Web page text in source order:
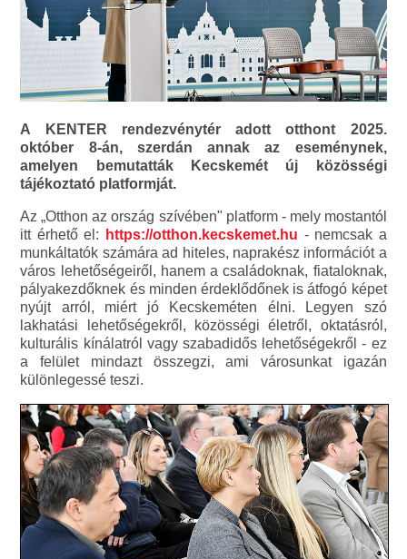
A KENTER rendezvénytér adott otthont 2025.
október 8-án, szerdán annak az eseménynek,
amelyen bemutatták Kecskemét új közösségi
tájékoztató platformját.
Az „Otthon az ország szívében" platform - mely mostantól
itt érhető el:
https://otthon.kecskemet.hu - nemcsak a
munkáltatók számára ad hiteles, naprakész információt a
város lehetőségeiről, hanem a családoknak, fiataloknak,
pályakezdőknek és minden érdeklődőnek is átfogó képet
nyújt arról, miért jó Kecskeméten élni. Legyen szó
lakhatási lehetőségekről, közösségi életről, oktatásról,
kulturális kínálatról vagy szabadidős lehetőségekről - ez
a felület mindazt összegzi, ami városunkat igazán
különlegessé teszi.